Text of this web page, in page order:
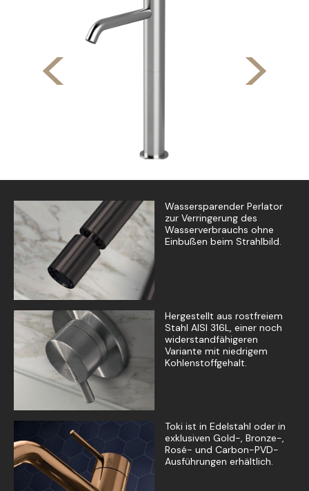
Wassersparender Perlator
zur Verringerung des
Wasserverbrauchs ohne
Einbußen beim Strahlbild.
Hergestellt aus rostfreiem
Stahl AISI 316L, einer noch
widerstandfähigeren
Variante mit niedrigem
Kohlenstoffgehalt.
Toki ist in Edelstahl oder in
exklusiven Gold-, Bronze-,
Rosé- und Carbon-PVD-
Ausführungen erhältlich.